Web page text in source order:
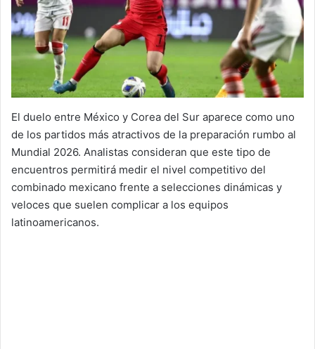
El duelo entre México y Corea del Sur aparece como uno
de los partidos más atractivos de la preparación rumbo al
Mundial 2026. Analistas consideran que este tipo de
encuentros permitirá medir el nivel competitivo del
combinado mexicano frente a selecciones dinámicas y
veloces que suelen complicar a los equipos
latinoamericanos.